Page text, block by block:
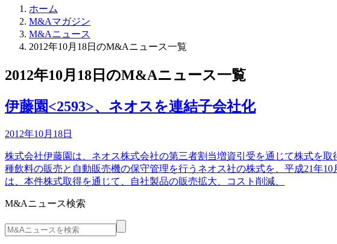
ホーム
M&Aマガジン
M&Aニュース
2012年10月18日のM&Aニュース一覧
2012年10月18日のM&Aニュース一覧
伊藤園<2593>、ネオスを連結子会社化
2012年10月18日
株式会社伊藤園は、ネオス株式会社の第三者割当増資引受を通じて株式を
種飲料の販売と自動販売機の保守管理を行うネオス社の株式を、平成21年
は、本件株式取得を通じて、自社製品の販売拡大、コスト削減、
M&Aニュース検索